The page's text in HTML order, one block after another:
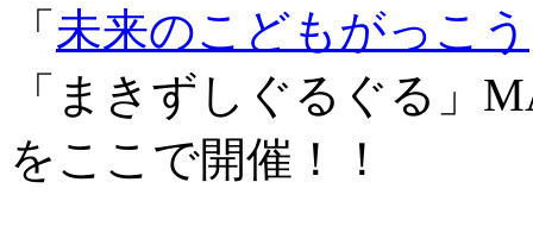
「 未来のこどもがっこう
「まきずしぐるぐる」
をここで開催！！